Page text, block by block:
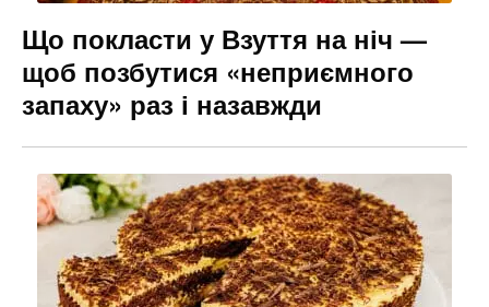
Що покласти у Взуття на ніч —
щоб позбутися «неприємного
запаху» раз і назавжди